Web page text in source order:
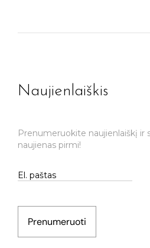
Naujienlaiškis
Prenumeruokite naujienlaiškį ir
naujienas pirmi!
Prenumeruoti